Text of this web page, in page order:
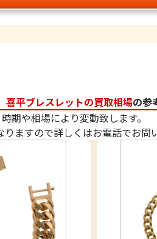
喜平ブレスレットの買取相場の参
期や相場により変動致します。
ますので詳しくはお電話でお問